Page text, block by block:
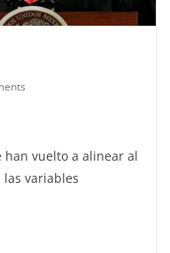
han vuelto a alinear al
las variables